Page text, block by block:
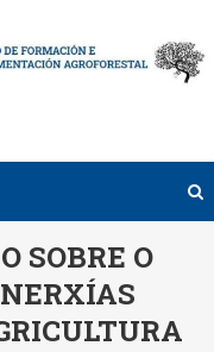
SOBRE O